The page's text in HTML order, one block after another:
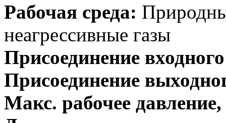
Рабочая среда:
неагрессивные газы
Присоединение
Присоединение
Макс. рабочее